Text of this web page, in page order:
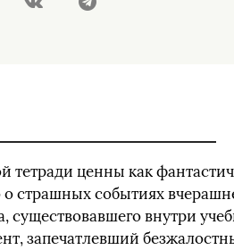
тетради ценны как
о страшных событиях
существовавшего внутри
запечатлевший